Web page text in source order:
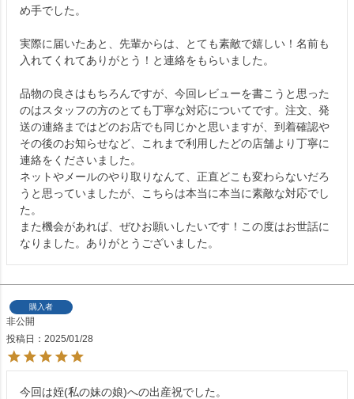
め手でした。
実際に届いたあと、先輩からは、とても素敵で嬉しい！名前も
入れてくれてありがとう！と連絡をもらいました。
品物の良さはもちろんですが、今回レビューを書こうと思った
のはスタッフの方のとても丁寧な対応についてです。注文、発
送の連絡まではどのお店でも同じかと思いますが、到着確認や
その後のお知らせなど、これまで利用したどの店舗より丁寧に
連絡をくださいました。
ネットやメールのやり取りなんて、正直どこも変わらないだろ
うと思っていましたが、こちらは本当に本当に素敵な対応でし
た。
また機会があれば、ぜひお願いしたいです！この度はお世話に
なりました。ありがとうございました。
購入者
非公開
投稿日
2025/01/28
今回は姪(私の妹の娘)への出産祝でした。